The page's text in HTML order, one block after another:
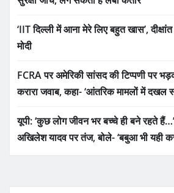
‘IIT दिल्ली में आना मेरे लिए बहुत खास’,
मोदी
FCRA पर अमेरिकी सांसद की टिप्पणी पर
करारा जवाब, कहा- ‘आंतरिक मामलों में दखल
यूपी: ‘कुछ लोग जीवन भर बच्चे ही बने रहते
अखिलेश यादव पर तंज, बोले- ‘बबुआ भी यही